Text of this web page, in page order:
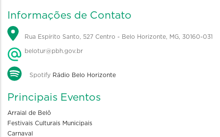
Informações de Contato
Rua Espírito Santo, 527 Centro - Belo Horizonte, MG, 30160-031
belotur@pbh.gov.br
Spotify Rádio Belo Horizonte
Principais Eventos
Arraial de Belô
Festivais Culturais Municipais
Carnaval